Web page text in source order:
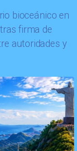
bioceánico en
firma de
autoridades y